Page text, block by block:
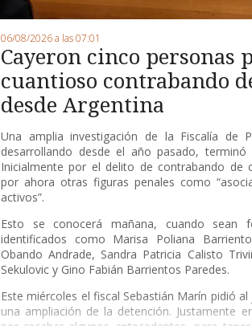
06/08/2026 a las 07:01
Cayeron cinco personas
cuantioso contrabando
desde Argentina
Una amplia investigación de la Fiscalía de
desarrollando desde el año pasado,
Inicialmente por el delito de contrabando de
por ahora otras figuras penales como
activos”.
Esto se conocerá mañana, cuando sean
identificados como Marisa Poliana
Obando Andrade, Sandra Patricia Calisto
Sekulovic y Gino Fabián Barrientos Paredes.
Este miércoles el fiscal Sebastián Marín pidió
una ampliación de la detención. Justamente